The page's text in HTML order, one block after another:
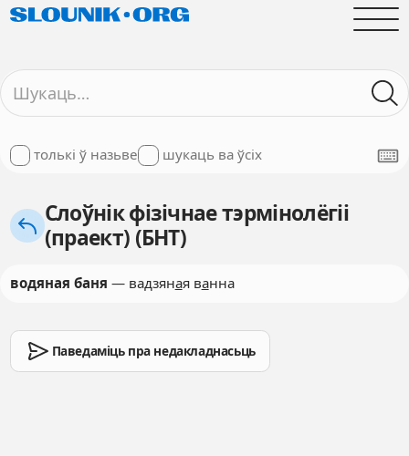
толькі ў назьве шукаць ва ўсіх
Слоўнік фізічнае тэрмінолёгіі
(праект) (БНТ)
водяная баня — вадзяная ванна
Паведаміць пра недакладнасьць